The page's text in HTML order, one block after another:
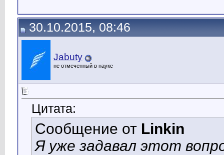
30.10.2015, 08:46
Jabuty
не отмеченный в науке
Цитата:
Сообщение от Linkin
Я уже задавал этот